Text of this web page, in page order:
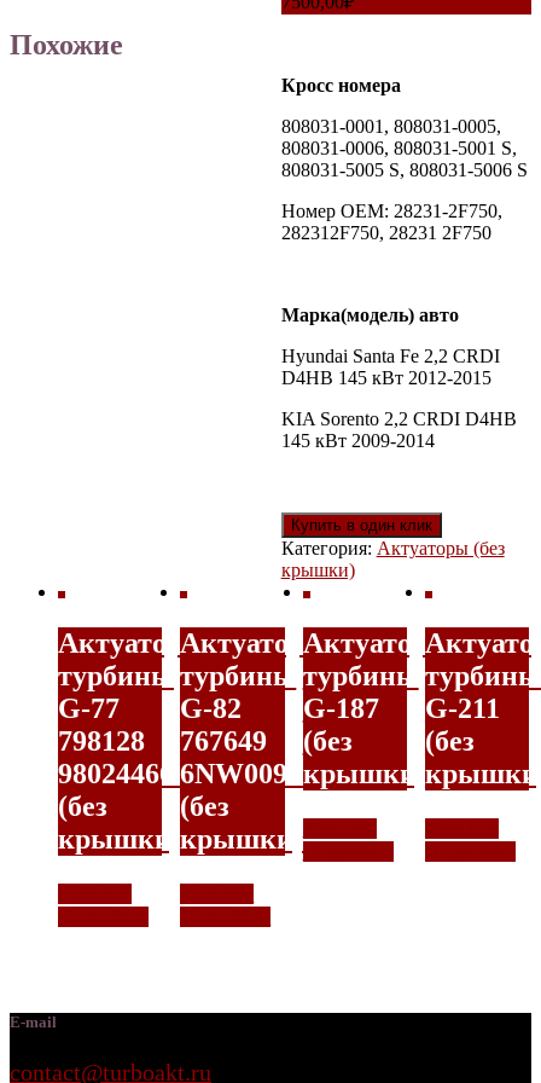
Кросс номера
808031-0001, 808031-0005,
808031-0006, 808031-5001 S,
808031-5005 S, 808031-5006 S
Номер OEM: 28231-2F750,
282312F750, 28231 2F750
Марка(модель) авто
Hyundai Santa Fe 2,2 CRDI
D4HB 145 кВт 2012-2015
KIA Sorento 2,2 CRDI D4HB
145 кВт 2009-2014
Купить в один клик
Категория: Актуаторы (без
крышки)
Похожие
Актуатор
турбины
G-77
798128
9802446680
(без
крышки)
Актуатор
турбины
G-82
767649
6NW009550
(без
крышки)
Актуатор
турбины
G-187
(без
крышки)
Подробнее
турбины
G-211
(без
E-mail
contact@turboakt.ru